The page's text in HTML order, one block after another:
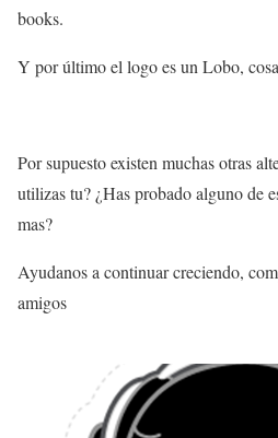
books.
Y por último el logo es un Lobo,
Por supuesto existen muchas otras
utilizas tu? ¿Has probado alguno de
mas?
Ayudanos a continuar creciendo,
amigos